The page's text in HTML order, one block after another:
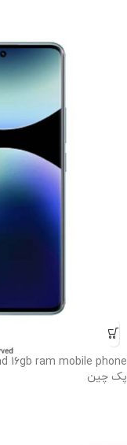
16gb ram mobile phone
پک چین